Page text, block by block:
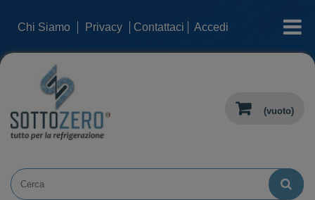
Chi Siamo Privacy Contattaci Accedi categorie
(vuoto)